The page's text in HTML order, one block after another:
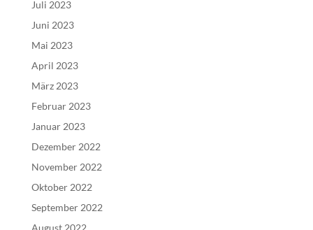
Juli 2023
Juni 2023
Mai 2023
April 2023
März 2023
Februar 2023
Januar 2023
Dezember 2022
November 2022
Oktober 2022
September 2022
August 2022